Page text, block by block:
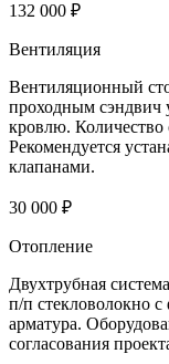
132 000 ₽
Вентиляция
Вентиляционный
проходным сэндвич
кровлю. Количество
Рекомендуется
клапанами.
30 000 ₽
Отопление
Двухтрубная
п/п стекловолокно
арматура.
согласования